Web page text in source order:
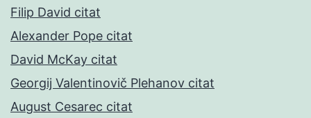
Filip David citat
Alexander Pope citat
David McKay citat
Georgij Valentinovič Plehanov citat
August Cesarec citat